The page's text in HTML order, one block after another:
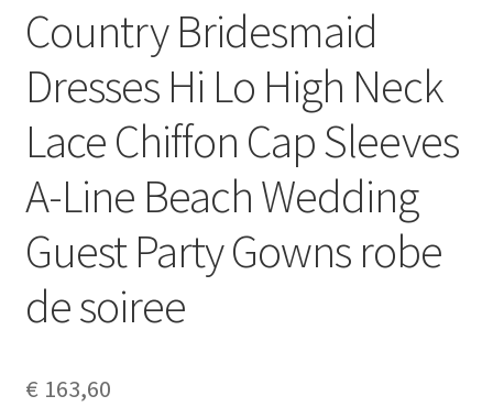
Country Bridesmaid
Dresses Hi Lo High Neck
Lace Chiffon Cap Sleeves
A-Line Beach Wedding
Guest Party Gowns robe
de soiree
€ 163,60